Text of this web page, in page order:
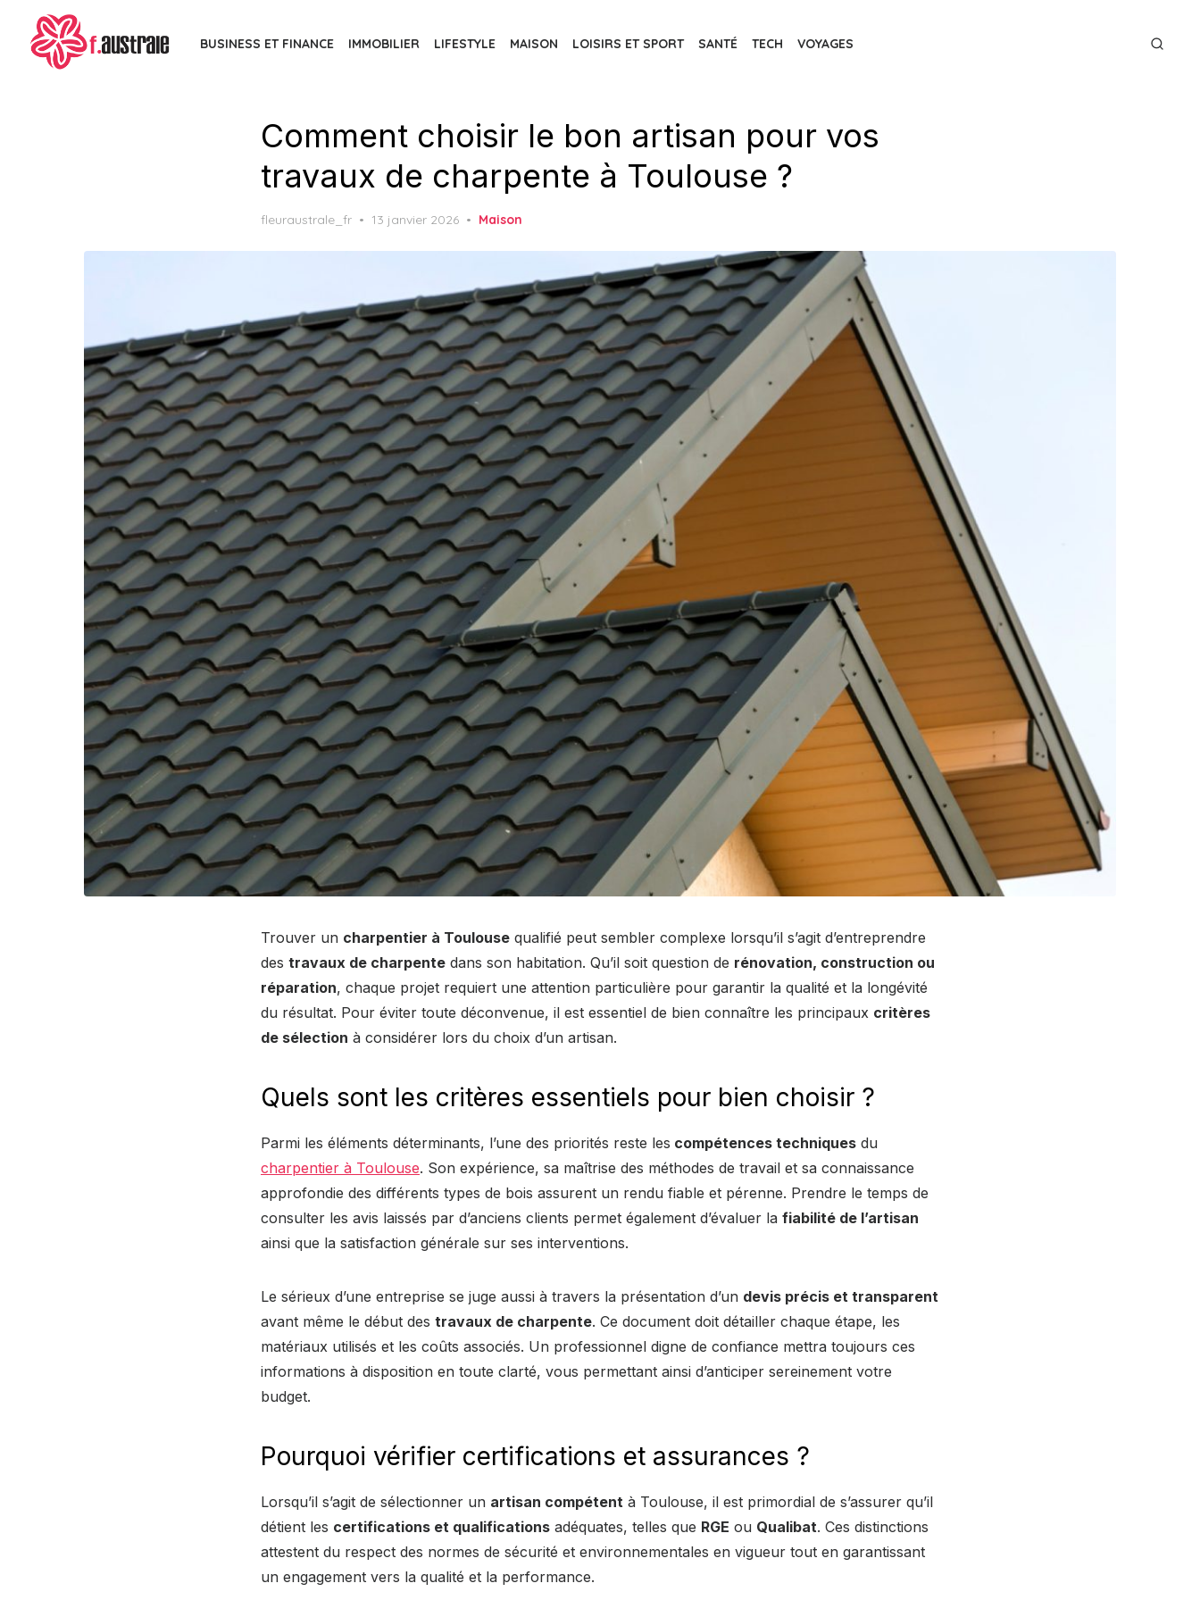
BUSINESS ET FINANCE IMMOBILIER LIFESTYLE MAISON LOISIRS ET SPORT SANTÉ TECH VOYAGES
Comment choisir le bon artisan pour vos
travaux de charpente à Toulouse ?
fleuraustrale_fr
Posted
13 janvier 2026 Maison
Trouver un charpentier à Toulouse qualifié peut sembler complexe lorsqu’il s’agit d’entreprendre
des travaux de charpente dans son habitation. Qu’il soit question de rénovation, construction ou
réparation, chaque projet requiert une attention particulière pour garantir la qualité et la longévité
du résultat. Pour éviter toute déconvenue, il est essentiel de bien connaître les principaux critères
de sélection à considérer lors du choix d’un artisan.
Quels sont les critères essentiels pour bien choisir ?
Parmi les éléments déterminants, l’une des priorités reste les compétences techniques du
charpentier à Toulouse. Son expérience, sa maîtrise des méthodes de travail et sa connaissance
approfondie des différents types de bois assurent un rendu fiable et pérenne. Prendre le temps de
consulter les avis laissés par d’anciens clients permet également d’évaluer la fiabilité de l’artisan
ainsi que la satisfaction générale sur ses interventions.
Le sérieux d’une entreprise se juge aussi à travers la présentation d’un devis précis et transparent
avant même le début des travaux de charpente. Ce document doit détailler chaque étape, les
matériaux utilisés et les coûts associés. Un professionnel digne de confiance mettra toujours ces
informations à disposition en toute clarté, vous permettant ainsi d’anticiper sereinement votre
budget.
Pourquoi vérifier certifications et assurances ?
Lorsqu’il s’agit de sélectionner un artisan compétent à Toulouse, il est primordial de s’assurer qu’il
détient les certifications et qualifications adéquates, telles que RGE ou Qualibat. Ces distinctions
attestent du respect des normes de sécurité et environnementales en vigueur tout en garantissant
un engagement vers la qualité et la performance.